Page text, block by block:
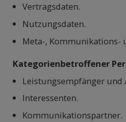
Vertragsdaten.
Nutzungsdaten.
Meta-, Kommunikations-
Kategorienbetroffener
Leistungsempfänger und
Interessenten.
Kommunikationspartner.